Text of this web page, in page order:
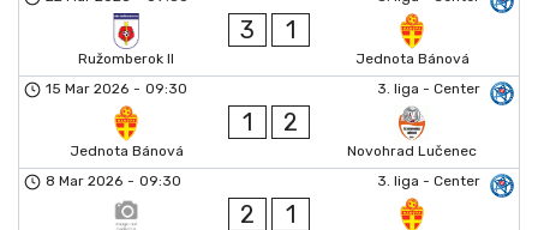
Ružomberok II
3 1
Jednota Bánová
3. liga - Center
15 Mar 2026 - 09:30
Jednota Bánová
1 2
Novohrad Lučenec
3. liga - Center
8 Mar 2026 - 09:30
2 1